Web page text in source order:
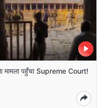
पहुँचा Supreme Court!